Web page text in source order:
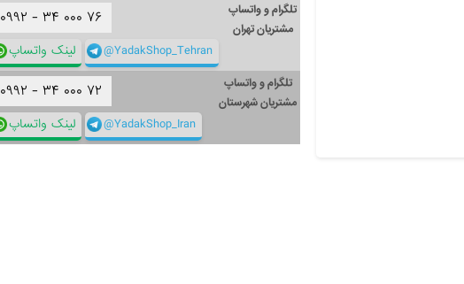
تلگرام و واتساپ
مشتریان تهران
۰۹۹۲ - ۳۴ ۰۰۰ ۷۶
لینک واتساپ @YadakShop_Tehran
تلگرام و واتساپ
مشتریان شهرستان
۰۹۹۲ - ۳۴ ۰۰۰ ۷۲
لینک واتساپ @YadakShop_Iran